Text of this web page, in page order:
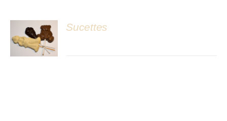
DÉTAILS
Sucettes